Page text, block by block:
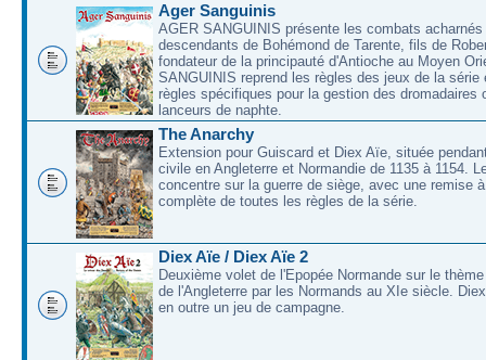
Ager Sanguinis
AGER SANGUINIS présente les combats acharnés
descendants de Bohémond de Tarente, fils de
fondateur de la principauté d'Antioche au Moyen
SANGUINIS reprend les règles des jeux de la série
règles spécifiques pour la gestion des dromadaires
lanceurs de naphte.
The Anarchy
Extension pour Guiscard et Diex Aïe, située
civile en Angleterre et Normandie de 1135 à 1154.
concentre sur la guerre de siège, avec une remise
complète de toutes les règles de la série.
Diex Aïe / Diex Aïe 2
Deuxième volet de l'Epopée Normande sur le
de l'Angleterre par les Normands au XIe siècle.
en outre un jeu de campagne.